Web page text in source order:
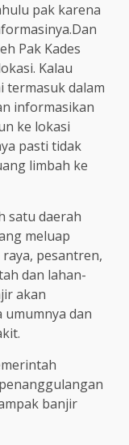
pak karena
Pak Kades
Kalau
termasuk dalam
informasikan
ke lokasi
pasti tidak
limbah ke
satu daerah
meluap
pesantren,
dan lahan-
akan
dan
banjir